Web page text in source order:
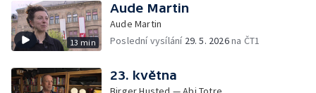
13 min
Aude Martin
Aude Martin
Poslední vysílání 29. 5. 2026na ČT1
23. května